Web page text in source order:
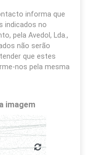
informa que
indicados no
pela Avedol, Lda.,
não serão
que estes
nos pela mesma
imagem